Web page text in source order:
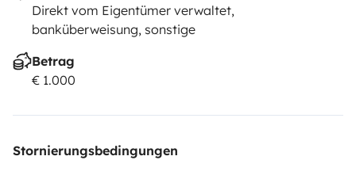
Direkt vom Eigentümer verwaltet,
banküberweisung, sonstige
Betrag
€ 1.000
Stornierungsbedingungen